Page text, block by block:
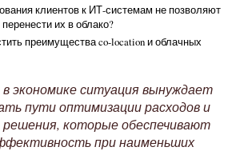
клиентов к ИТ-системам не позволяют
их в облако?
преимущества co-location и облачных
экономике ситуация вынуждает
пути оптимизации расходов и
решения, которые обеспечивают
при наименьших